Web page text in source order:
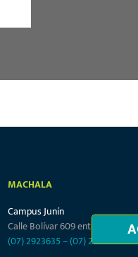
MACHALA
Campus Junín
Calle Bolívar 609 entre Junín y
(07) 2923635–(07) 2932864